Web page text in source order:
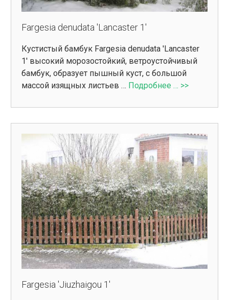
Fargesia denudata 'Lancaster 1'
Кустистый бамбук Fargesia denudata 'Lancaster
1' высокий морозостойкий, ветроустойчивый
бамбук, образует пышный куст, с большой
массой изящных листьев … Подробнее … >>
Fargesia 'Jiuzhaigou 1'